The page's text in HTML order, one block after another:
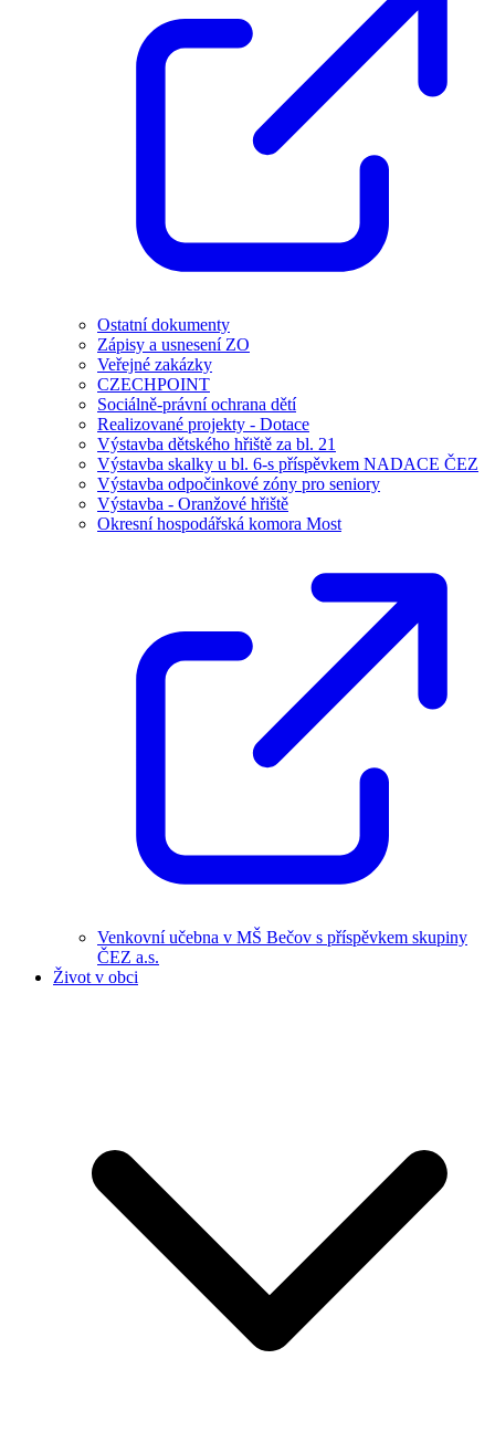
Ostatní dokumenty
Zápisy a usnesení ZO
Veřejné zakázky
CZECHPOINT
Sociálně-právní ochrana dětí
Realizované projekty - Dotace
Výstavba dětského hřiště za bl. 21
Výstavba skalky u bl. 6-s příspěvkem NADACE ČEZ
Výstavba odpočinkové zóny pro seniory
Výstavba - Oranžové hřiště
Okresní hospodářská komora Most
Venkovní učebna v MŠ Bečov s příspěvkem skupiny
ČEZ a.s.
Život v obci